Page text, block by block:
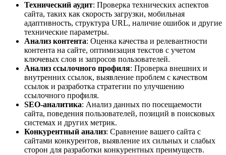
Технический аудит: Проверка технических аспектов
сайта, таких как скорость загрузки, мобильная
адаптивность, структура URL, наличие ошибок и другие
технические параметры.
Анализ контента: Оценка качества и релевантности
контента на сайте, оптимизация текстов с учетом
ключевых слов и запросов пользователей.
Анализ ссылочного профиля: Проверка внешних и
внутренних ссылок, выявление проблем с качеством
ссылок и разработка стратегии по улучшению
ссылочного профиля.
SEO-аналитика: Анализ данных по посещаемости
сайта, поведения пользователей, позиций в поисковых
системах и других метрик.
Конкурентный анализ: Сравнение вашего сайта с
сайтами конкурентов, выявление их сильных и слабых
сторон для разработки конкурентных преимуществ.